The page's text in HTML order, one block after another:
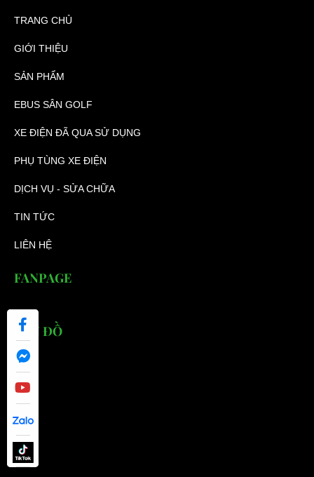
TRANG CHỦ
GIỚI THIỆU
SẢN PHẨM
EBUS SÂN GOLF
XE ĐIỆN ĐÃ QUA SỬ DỤNG
PHỤ TÙNG XE ĐIỆN
DỊCH VỤ - SỬA CHỮA
TIN TỨC
LIÊN HỆ
FANPAGE
BẢN ĐỒ